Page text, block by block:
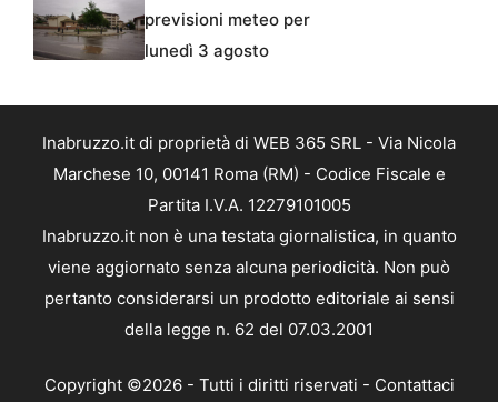
previsioni meteo per
lunedì 3 agosto
Inabruzzo.it di proprietà di WEB 365 SRL - Via Nicola
Marchese 10, 00141 Roma (RM) - Codice Fiscale e
Partita I.V.A. 12279101005
Inabruzzo.it non è una testata giornalistica, in quanto
viene aggiornato senza alcuna periodicità. Non può
pertanto considerarsi un prodotto editoriale ai sensi
della legge n. 62 del 07.03.2001
Copyright ©2026 - Tutti i diritti riservati - Contattaci